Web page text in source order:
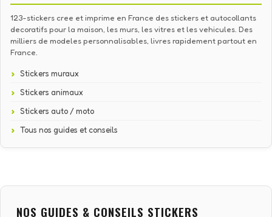
123-stickers cree et imprime en France des stickers et autocollants
decoratifs pour la maison, les murs, les vitres et les vehicules. Des
milliers de modeles personnalisables, livres rapidement partout en
France.
Stickers muraux
Stickers animaux
Stickers auto / moto
Tous nos guides et conseils
NOS GUIDES & CONSEILS STICKERS